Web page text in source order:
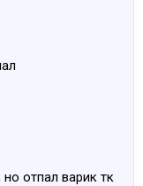
отпал варик тк